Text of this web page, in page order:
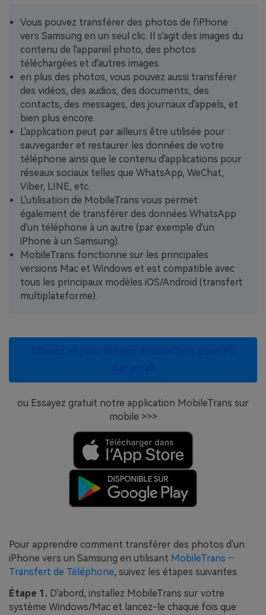
Vous pouvez transférer des photos de l'iPhone
vers Samsung en un seul clic. Il s'agit des images du
contenu de l'appareil photo, des photos
téléchargées et d'autres images.
en plus des photos, vous pouvez aussi transférer
des vidéos, des audios, des documents, des
contacts, des messages, des journaux d'appels, et
bien plus encore.
L'application peut par ailleurs être utilisée pour
sauvegarder et restaurer les données de votre
téléphone ainsi que le contenu d'applications pour
réseaux sociaux telles que WhatsApp, WeChat,
Viber, LINE, etc.
L'utilisation de MobileTrans vous permet
également de transférer des données WhatsApp
d'un téléphone à un autre (par exemple d'un
iPhone à un Samsung).
MobileTrans fonctionne sur les principales
versions Mac et Windows et est compatible avec
tous les principaux modèles iOS/Android (transfert
multiplateforme).
ou Essayez gratuit notre application MobileTrans sur
mobile >>>
Pour apprendre comment transférer des photos d'un
iPhone vers un Samsung en utilisant MobileTrans –
Transfert de Téléphone, suivez les étapes suivantes.
Étape 1. D'abord, installez MobileTrans sur votre
système Windows/Mac et lancez-le chaque fois que